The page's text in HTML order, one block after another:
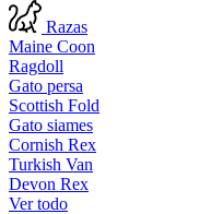
Razas
Maine Coon
Ragdoll
Gato persa
Scottish Fold
Gato siames
Cornish Rex
Turkish Van
Devon Rex
Ver todo